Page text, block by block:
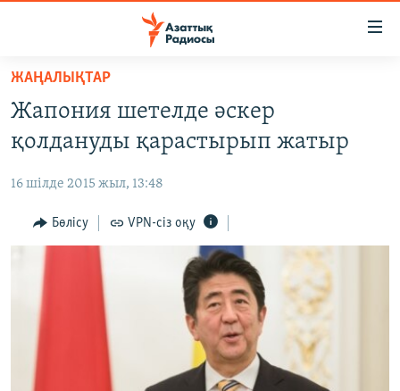
Skip
main
content
to
Navigation
Skip
Search
AZATTYQTV
ҚАҢТАР ОҚИҒАСЫ
АДАМ ҚҰҚЫҚТАРЫ
ӘЛЕУМЕТ
ӘЛЕМ
АРНАЙЫ ЖОБАЛАР
Русский
ЖАҢАЛЫҚТАР
Жапония шетелде әскер
қолдануды қарастырып жатыр
16 шілде 2015 жыл, 13:48
Бөлісу VPN-сіз оқу